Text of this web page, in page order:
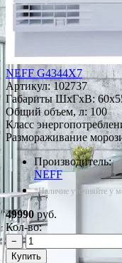
NEFF G4344X7
Артикул:102737
Габариты ШxГxВ:
Общий объем, л: 100
Класс
Размораживание
Производитель:
NEFF
*Наличие уточняйте у
49990руб.
Кол-во:
−
Купить